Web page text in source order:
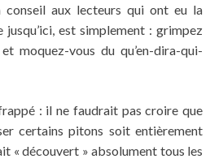
conseil aux lecteurs qui ont eu la
jusqu’ici, est simplement : grimpez
moquez-vous du qu’en-dira-qui-
: il ne faudrait pas croire que
certains pitons soit entièrement
« découvert » absolument tous les